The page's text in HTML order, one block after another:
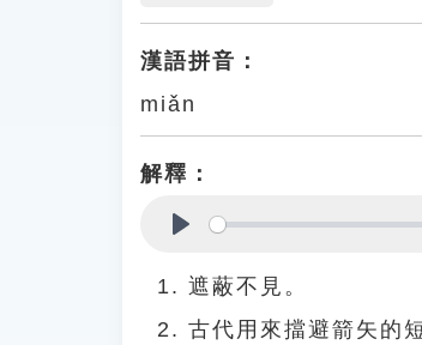
漢語拼音：
miǎn
解釋：
遮蔽不見。
古代用來擋避箭矢的